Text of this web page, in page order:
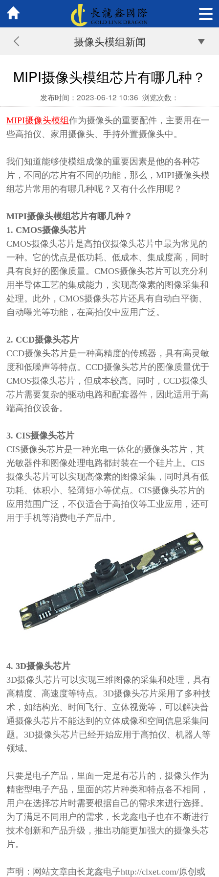
摄像头模组新闻
MIPI摄像头模组芯片有哪几种？
发布时间：2023-06-12 10:36 浏览次数：
MIPI摄像头模组作为摄像头的重要配件，主要用在一
些高拍仪、家用摄像头、手持外置摄像头中。
我们知道能够使模组成像的重要因素是他的各种芯
片，不同的芯片有不同的功能，那么，MIPI摄像头模
组芯片常用的有哪几种呢 ？ 又有什么作用呢？
MIPI摄像头模组芯片有哪几种？
1. CMOS摄像头芯片
CMOS摄像头芯片是高拍仪摄像头芯片中最为常见的
一种。它的优点是低功耗、低成本、集成度高，同时
具有良好的图像质量。CMOS摄像头芯片可以充分利
用半导体工艺的集成能力，实现高像素的图像采集和
处理。此外，CMOS摄像头芯片还具有自动白平衡、
自动曝光等功能，在高拍仪中应用广泛。
2. CCD摄像头芯片
CCD摄像头芯片是一种高精度的传感器，具有高灵敏
度和低噪声等特点。CCD摄像头芯片的图像质量优于
CMOS摄像头芯片，但成本较高。同时，CCD摄像头
芯片需要复杂的驱动电路和配套器件，因此适用于高
端高拍仪设备。
3. CIS摄像头芯片
CIS摄像头芯片是一种光电一体化的摄像头芯片，其
光敏器件和图像处理电路都封装在一个硅片上。CIS
摄像头芯片可以实现高像素的图像采集，同时具有低
功耗、体积小、轻薄短小等优点。CIS摄像头芯片的
应用范围广泛，不仅适合于高拍仪等工业应用，还可
用于手机等消费电子产品中。
4. 3D摄像头芯片
3D摄像头芯片可以实现三维图像的采集和处理，具有
高精度、高速度等特点。3D摄像头芯片采用了多种技
术，如结构光、时间飞行、立体视觉等，可以解决普
通摄像头芯片不能达到的立体成像和空间信息采集问
题。3D摄像头芯片已经开始应用于高拍仪、机器人等
领域。
只要是电子产品，里面一定是有芯片的，摄像头作为
精密型电子产品，里面的芯片种类和特点各不相同，
用户在选择芯片时需要根据自己的需求来进行选择。
为了满足不同用户的需求，长龙鑫电子也在不断进行
技术创新和产品升级，推出功能更加强大的摄像头芯
片。
声明：网站文章由长龙鑫电子http://clxet.com/原创或